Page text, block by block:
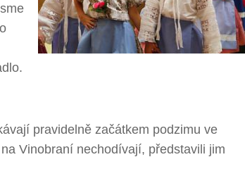
pravidelně začátkem podzimu ve
Vinobraní nechodívají, představili jim